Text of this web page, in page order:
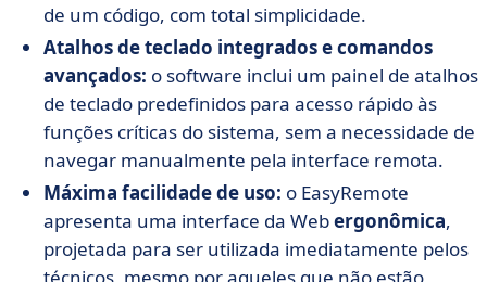
de um código, com total simplicidade.
Atalhos de teclado integrados e comandos
avançados: o software inclui um painel de atalhos
de teclado predefinidos para acesso rápido às
funções críticas do sistema, sem a necessidade de
navegar manualmente pela interface remota.
Máxima facilidade de uso: o EasyRemote
apresenta uma interface da Webergonômica,
projetada para ser utilizada imediatamente pelos